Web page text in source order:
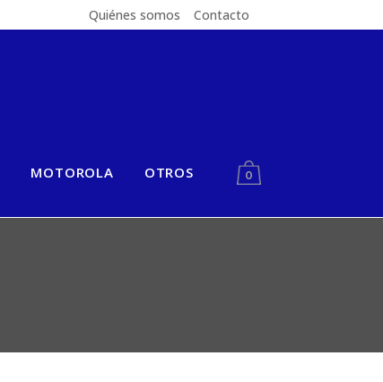
Quiénes somos Contacto
MOTOROLA OTROS 0